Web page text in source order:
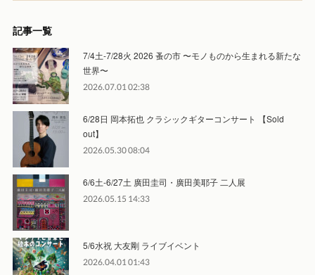
記事一覧
7/4土-7/28火 2026 蚤の市 〜モノものから生まれる新たな
世界〜
2026.07.01 02:38
6/28日 岡本拓也 クラシックギターコンサート 【Sold
out】
2026.05.30 08:04
6/6土-6/27土 廣田圭司・廣田美耶子 二人展
2026.05.15 14:33
5/6水祝 大友剛 ライブイベント
2026.04.01 01:43